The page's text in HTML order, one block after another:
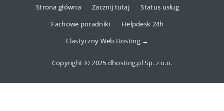
Strona główna Zacznij tutaj
Status usług
Fachowe poradniki
Helpdesk 24h
Elastyczny Web Hosting →
Copyright © 2025 dhosting.pl Sp. z o.o.